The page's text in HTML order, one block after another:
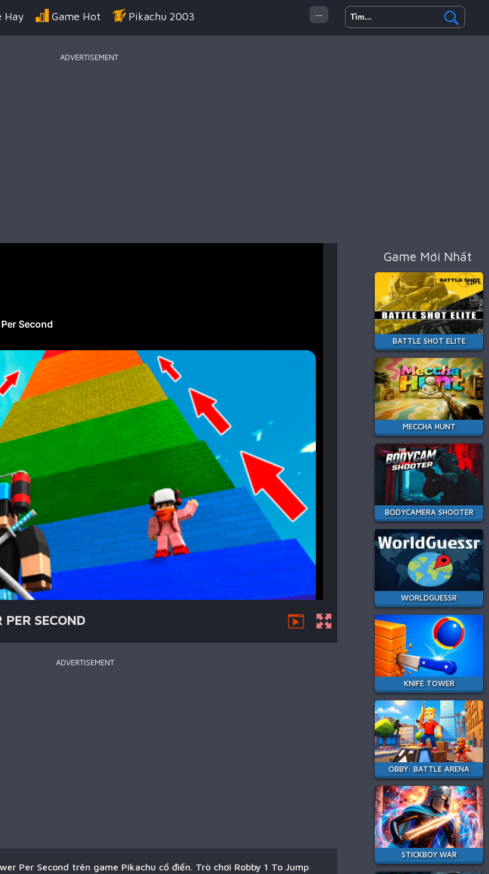
...
Hay Game Hot Pikachu 2003
ADVERTISEMENT
PER SECOND
ADVERTISEMENT
Per Second trên game Pikachu cổ điển. Trò chơi Robby 1 To Jump
Game Mới Nhất
BATTLE SHOT ELITE
MECCHA HUNT
BODYCAMERA SHOOTER
WORLDGUESSR
KNIFE TOWER
OBBY: BATTLE ARENA
STICKBOY WAR